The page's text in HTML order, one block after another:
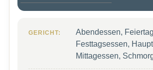
GERICHT:
Abendessen,
Festtagsessen,
Mittagessen,